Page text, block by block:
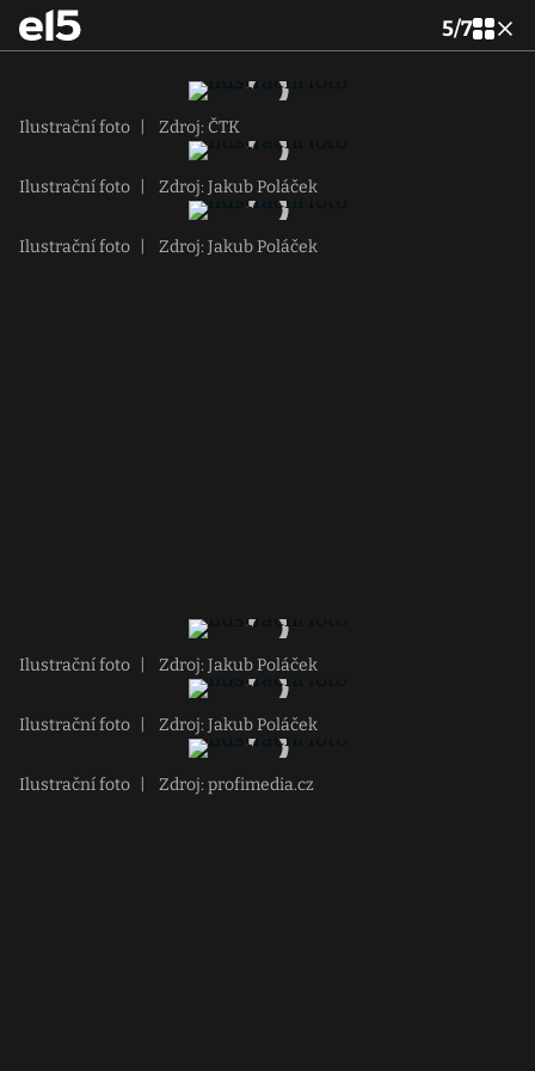
5/7
Ilustrační foto Zdroj: ČTK
Ilustrační foto Zdroj: Jakub Poláček
Ilustrační foto Zdroj: Jakub Poláček
Ilustrační foto Zdroj: Jakub Poláček
Ilustrační foto Zdroj: Jakub Poláček
Ilustrační foto Zdroj: profimedia.cz